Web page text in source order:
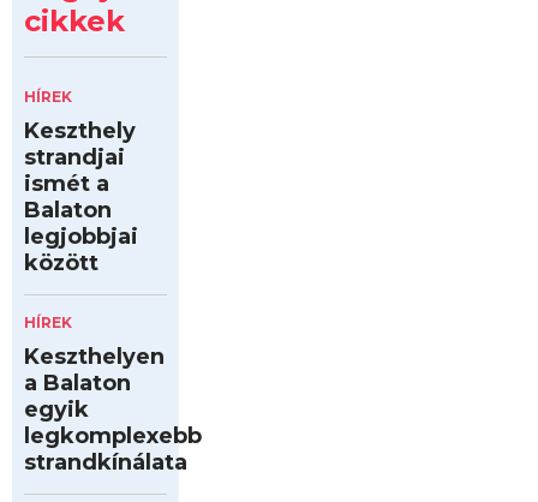
cikkek
HÍREK
Keszthely
strandjai
ismét a
Balaton
legjobbjai
között
HÍREK
Keszthelyen
a Balaton
egyik
legkomplexebb
strandkínálata